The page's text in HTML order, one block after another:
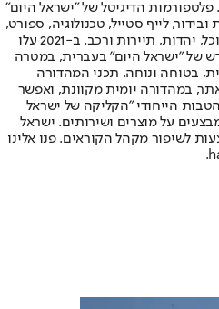
פלטפורמות הדיגיטל של "ישראל היום"
לייף סטייל, טכנולוגיה, ספורט,
כלכלה וצרכנות, בריאות, חיילים, אוכל, יהדות, תיירות ורכב. ב-2021 עלו
של "ישראל היום" בעברית, במטרה
בטוחה ונוחה. תכני המהדורה
במהדורה יומית מקוונת, ואפשר
הייחודי "הקליקה של ישראל
על מוצרים ושירותים. ישראל
לשיפור מקהל הקוראים. פנו אלינו